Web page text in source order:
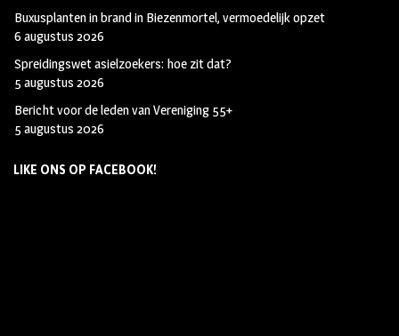
Buxusplanten in brand in Biezenmortel, vermoedelijk opzet
6 augustus 2026
Spreidingswet asielzoekers: hoe zit dat?
5 augustus 2026
Bericht voor de leden van Vereniging 55+
5 augustus 2026
LIKE ONS OP FACEBOOK!